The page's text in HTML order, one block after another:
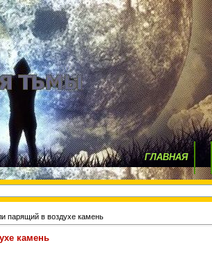
ГЛАВНАЯ
парящий в воздухе камень
камень